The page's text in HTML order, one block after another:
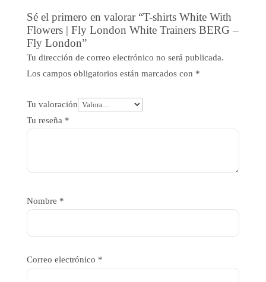
Sé el primero en valorar “T-shirts White With
Flowers | Fly London White Trainers BERG –
Fly London”
Tu dirección de correo electrónico no será publicada.
Los campos obligatorios están marcados con *
Tu valoración
Tu reseña *
Nombre *
Correo electrónico *